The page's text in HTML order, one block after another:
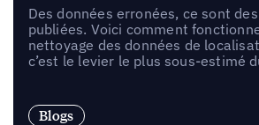
Des données erronées, ce sont
publiées. Voici comment
nettoyage des données de
c’est le levier le plus sous-estimé
Blogs